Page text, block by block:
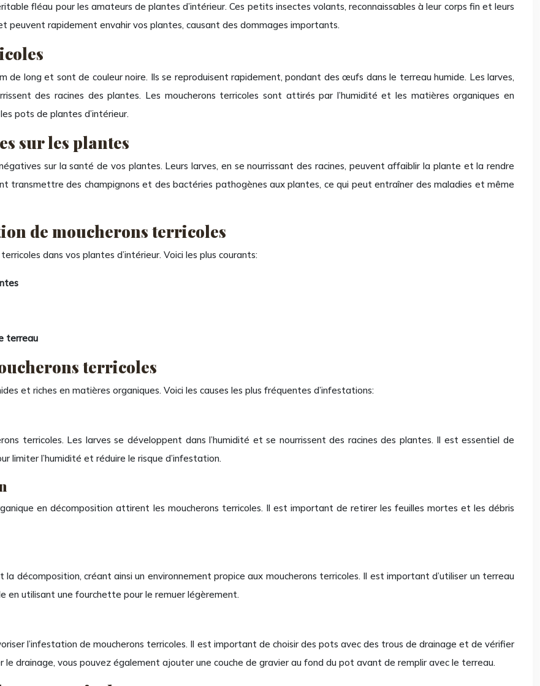
fléau pour les amateurs de plantes d’intérieur. Ces petits insectes volants, reconnaissables à leur corps fin et leurs
peuvent rapidement envahir vos plantes, causant des dommages importants.
de long et sont de couleur noire. Ils se reproduisent rapidement, pondant des œufs dans le terreau humide. Les larves,
des racines des plantes. Les moucherons terricoles sont attirés par l’humidité et les matières organiques en
pots de plantes d’intérieur.
sur les plantes
sur la santé de vos plantes. Leurs larves, en se nourrissant des racines, peuvent affaiblir la plante et la rendre
transmettre des champignons et des bactéries pathogènes aux plantes, ce qui peut entraîner des maladies et même
de moucherons terricoles
dans vos plantes d’intérieur. Voici les plus courants:
terreau
terricoles
et riches en matières organiques. Voici les causes les plus fréquentes d’infestations:
terricoles. Les larves se développent dans l’humidité et se nourrissent des racines des plantes. Il est essentiel de
limiter l’humidité et réduire le risque d’infestation.
en décomposition attirent les moucherons terricoles. Il est important de retirer les feuilles mortes et les débris
décomposition, créant ainsi un environnement propice aux moucherons terricoles. Il est important d’utiliser un terreau
en utilisant une fourchette pour le remuer légèrement.
l’infestation de moucherons terricoles. Il est important de choisir des pots avec des trous de drainage et de vérifier
le drainage, vous pouvez également ajouter une couche de gravier au fond du pot avant de remplir avec le terreau.